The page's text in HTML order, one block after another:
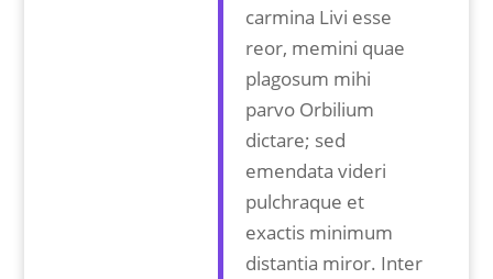
carmina Livi esse
reor, memini quae
plagosum mihi
parvo Orbilium
dictare; sed
emendata videri
pulchraque et
exactis minimum
distantia miror. Inter